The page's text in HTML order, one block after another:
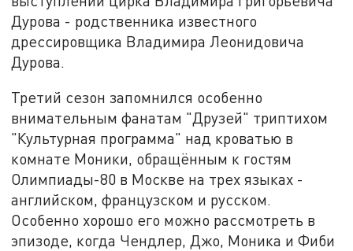
Дурова - родственника известного
дрессировщика Владимира Леонидовича
Дурова.
Третий сезон запомнился особенно
внимательным фанатам "Друзей" триптихом
"Культурная программа" над кроватью в
комнате Моники, обращённым к гостям
Олимпиады-80 в Москве на трех языках -
английском, французском и русском.
Особенно хорошо его можно рассмотреть в
эпизоде, когда Чендлер, Джо, Моника и Фиби